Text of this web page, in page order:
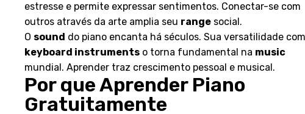
estresse e permite expressar sentimentos. Conectar-se com
outros através da arte amplia seu range social.
O sound do piano encanta há séculos. Sua versatilidade
keyboard instruments o torna fundamental na music
mundial. Aprender traz crescimento pessoal e musical.
Por que Aprender Piano
Gratuitamente